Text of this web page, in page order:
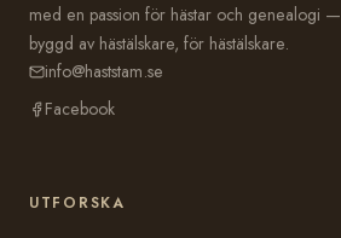
med en passion för hästar och genealogi —
byggd av hästälskare, för hästälskare.
info@haststam.se
Facebook
UTFORSKA